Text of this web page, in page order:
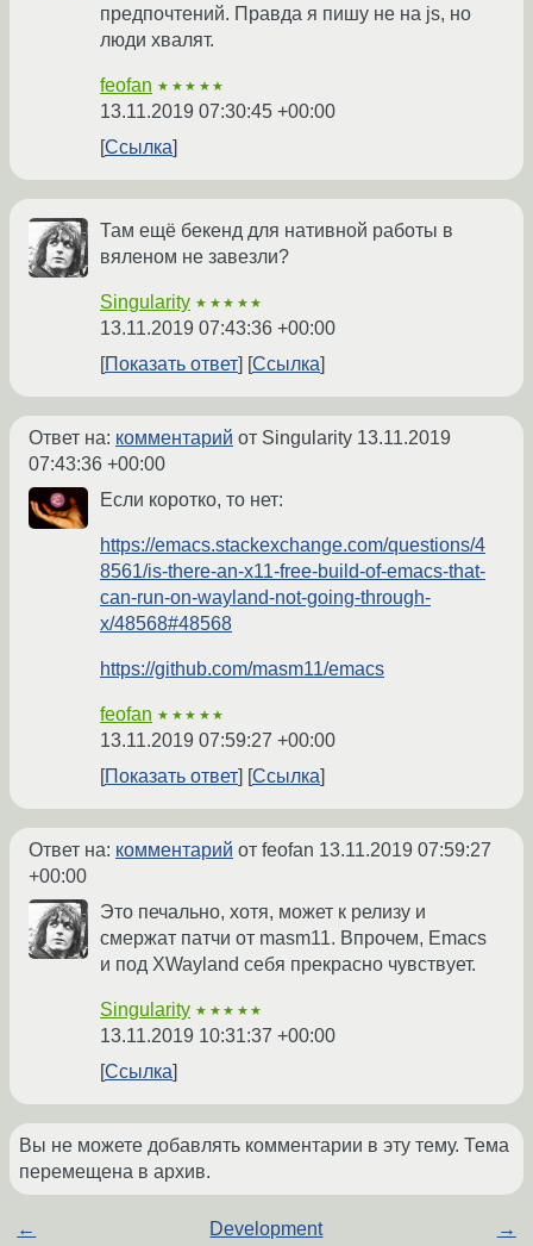
предпочтений. Правда я пишу не на js, но
люди хвалят.
feofan ★★★★★
13.11.2019 07:30:45 +00:00
Ссылка
Там ещё бекенд для нативной работы в
вяленом не завезли?
Singularity ★★★★★
13.11.2019 07:43:36 +00:00
Показать ответ
Ссылка
Ответ на: комментарий от Singularity 13.11.2019
07:43:36 +00:00
Если коротко, то нет:
https://emacs.stackexchange.com/questions/4
8561/is-there-an-x11-free-build-of-emacs-that-
can-run-on-wayland-not-going-through-
x/48568#48568
https://github.com/masm11/emacs
feofan ★★★★★
13.11.2019 07:59:27 +00:00
Показать ответ
Ссылка
Ответ на: комментарий от feofan 13.11.2019 07:59:27
+00:00
Это печально, хотя, может к релизу и
смержат патчи от masm11. Впрочем, Emacs
и под XWayland себя прекрасно чувствует.
Singularity ★★★★★
13.11.2019 10:31:37 +00:00
Ссылка
Вы не можете добавлять комментарии в эту тему. Тема
перемещена в архив.
← Development →